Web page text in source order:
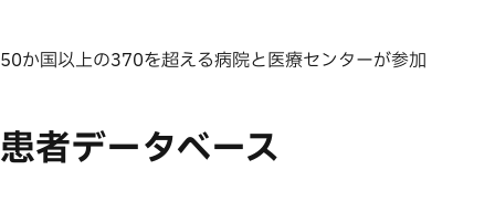
50か国以上の370を超える病院と医療センターが参加
患者データベース